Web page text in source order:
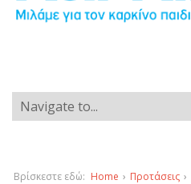
Βρίσκεστε εδώ: Home › Προτάσεις ›